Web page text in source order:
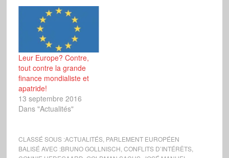
Leur Europe? Contre,
tout contre la grande
finance mondialiste et
apatride!
13 septembre 2016
Dans "Actualités"
CLASSÉ SOUS :ACTUALITÉS, PARLEMENT EUROPÉEN
BALISÉ AVEC :BRUNO GOLLNISCH CONFLITS D’INTÉRÊTS,